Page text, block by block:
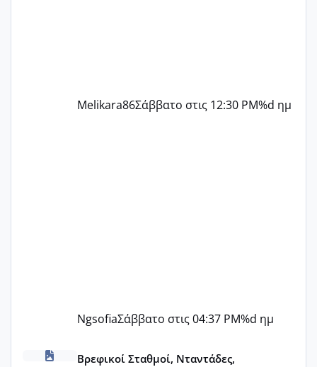
Melikara86Σάββατο στις 12:30 PM%d ημ
NgsofiaΣάββατο στις 04:37 PM%d ημ
ΠΑΙΔΙΚΟΙ ΣΤΑΘΜΟΙ ΜΕ ΕΣΠΑ
Βρεφικοί Σταθμοί, Νταντάδες,